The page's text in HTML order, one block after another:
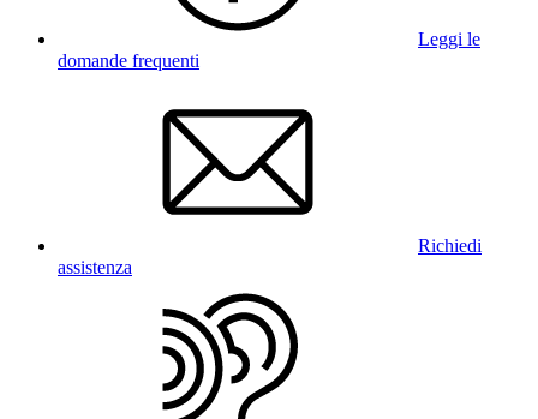
Leggi le
domande frequenti
Richiedi
assistenza